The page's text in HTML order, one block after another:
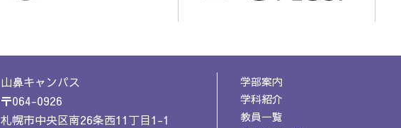
山鼻キャンパス
〒064-0926
札幌市中央区南26条西11丁目1-1
学部案内
学科紹介
教員一覧